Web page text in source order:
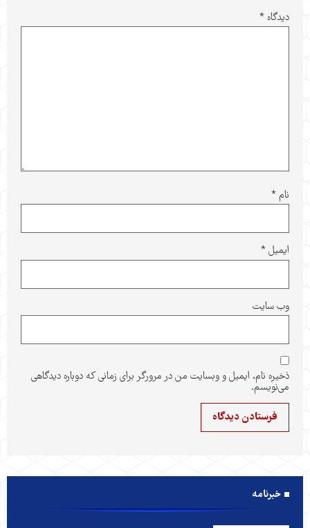
دیدگاه*
نام*
ایمیل*
وب‌ سایت
ذخیره نام، ایمیل و وبسایت من در مرورگر برای زمانی که دوباره دیدگاهی
می‌نویسم.
خبرنامه